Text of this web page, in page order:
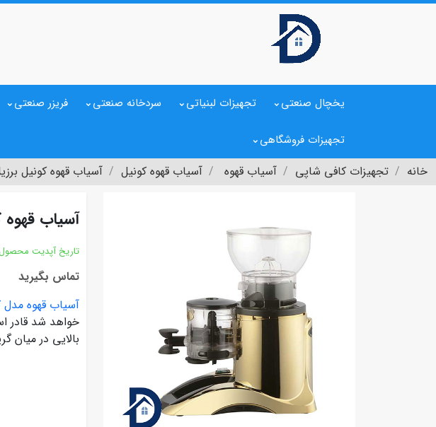
یخچال صنعتی تجهیزات لبنیاتی سردخانه صنعتی فریزر صنعتی
تجهیزات فروشگاهی
خانه تجهیزات کافی شاپی آسیاب قهوه آسیاب قهوه کونیل آسیاب قهوه کونیل
آسیاب قهوه
تاریخ آپدیت محصول
تماس بگیرید
آسیاب قهوه مدل
بالایی در